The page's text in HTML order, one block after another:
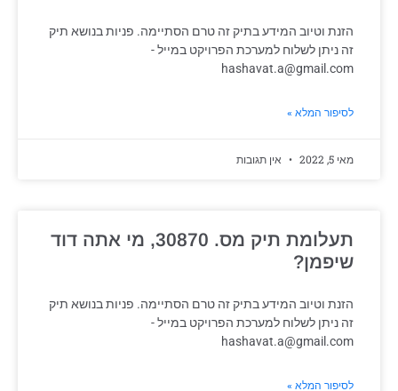
הזנת וטיוב המידע בתיק זה טרם הסתיימה. פניות בנושא תיק
זה ניתן לשלוח למערכת הפרויקט במייל -
hashavat.a@gmail.com
לסיפור המלא »
מאי 5, 2022 אין תגובות
תעלומת תיק מס. 30870, מי אתה דוד
שיפמן?
הזנת וטיוב המידע בתיק זה טרם הסתיימה. פניות בנושא תיק
זה ניתן לשלוח למערכת הפרויקט במייל -
hashavat.a@gmail.com
לסיפור המלא »